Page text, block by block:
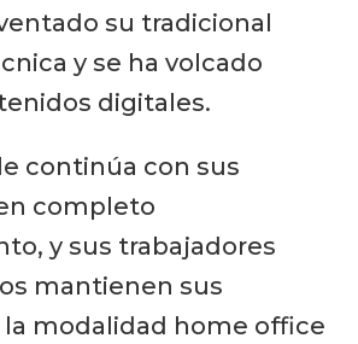
su tradicional
y se ha volcado
digitales.
continúa con sus
completo
y sus trabajadores
mantienen sus
modalidad home office